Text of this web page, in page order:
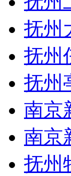
抚州
抚州
抚州
南京
南京
抚州